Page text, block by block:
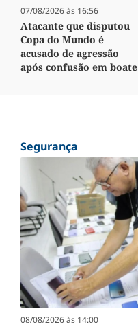
07/08/2026 às 16:56
Atacante que disputou
Copa do Mundo é
acusado de agressão
após confusão em boate
Segurança
08/08/2026 às 14:00